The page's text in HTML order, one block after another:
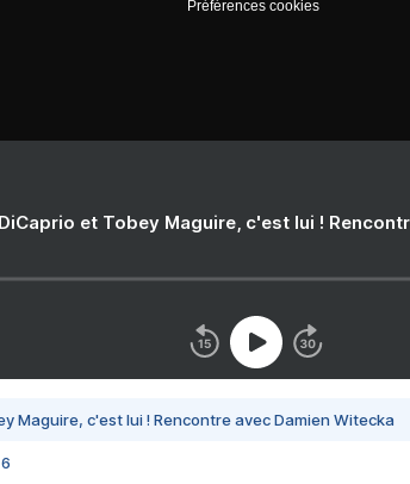
Préférences cookies
et Tobey Maguire, c'est lui !
Maguire, c'est lui ! Rencontre avec Damien Witecka